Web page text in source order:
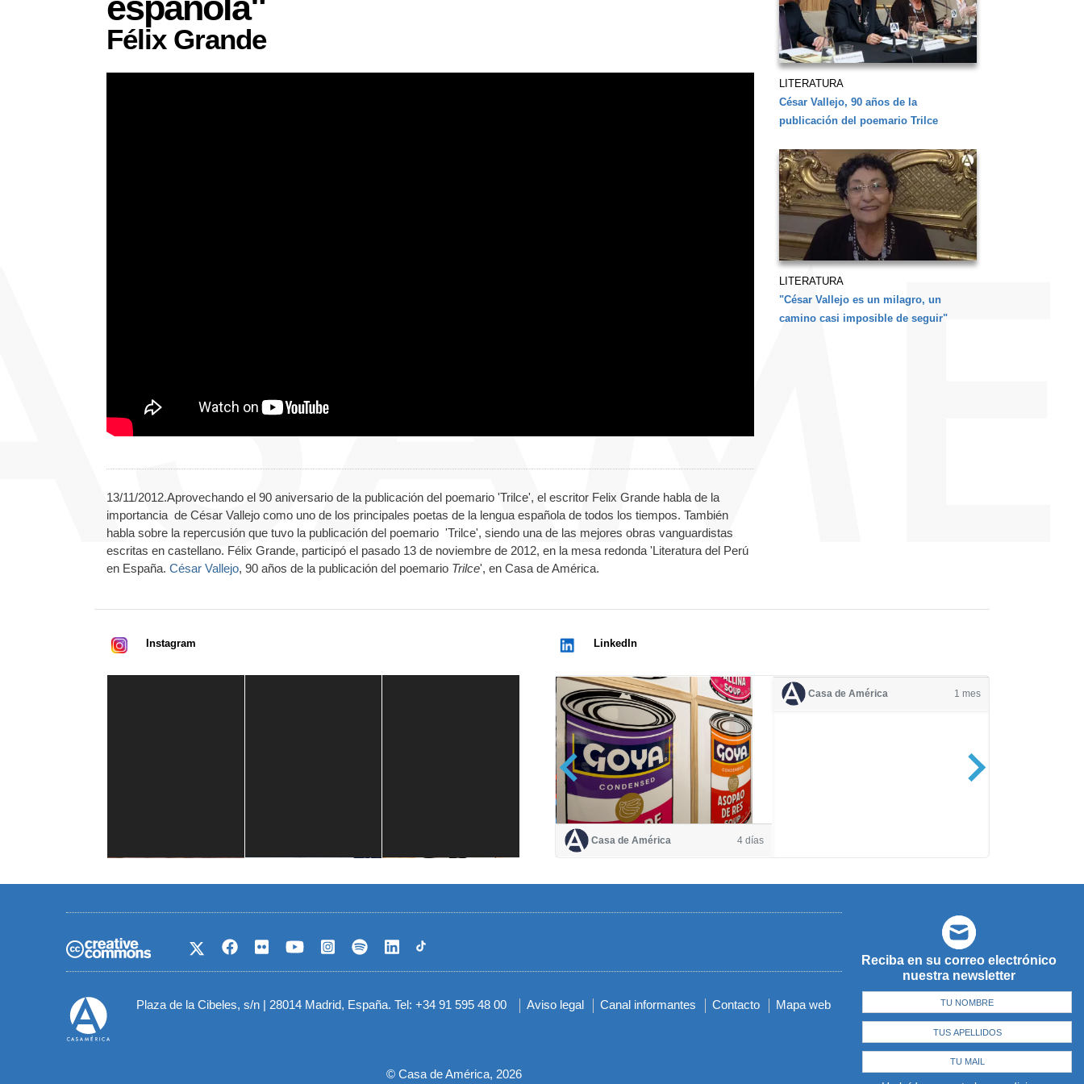
Félix Grande
13/11/2012.Aprovechando el 90 aniversario de la publicación del poemario 'Trilce', el escritor Felix Grande habla de la
importancia de César Vallejo como uno de los principales poetas de la lengua española de todos los tiempos. También
habla sobre la repercusión que tuvo la publicación del poemario 'Trilce', siendo una de las mejores obras vanguardistas
escritas en castellano. Félix Grande, participó el pasado 13 de noviembre de 2012, en la mesa redonda 'Literatura del Perú
en España. César Vallejo, 90 años de la publicación del poemario Trilce', en Casa de América.
LITERATURA
César Vallejo, 90 años de la
publicación del poemario Trilce
LITERATURA
"César Vallejo es un milagro, un
camino casi imposible de seguir"
Instagram LinkedIn
Casa de América 4 días
Casa de América 1 mes
Reciba en su correo electrónico
nuestra newsletter
Plaza de la Cibeles, s/n | 28014 Madrid, España. Tel: +34 91 595 48 00
Menú
pie
Aviso legal Canal informantes Contacto Mapa web
© Casa de América, 2026